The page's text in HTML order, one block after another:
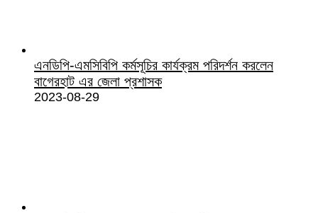
এনডিপি-এমসিবিপি কর্মসূচির কার্যক্রম পরিদর্শন করলেন
বাগেরহাট এর জেলা প্রশাসক
2023-08-29